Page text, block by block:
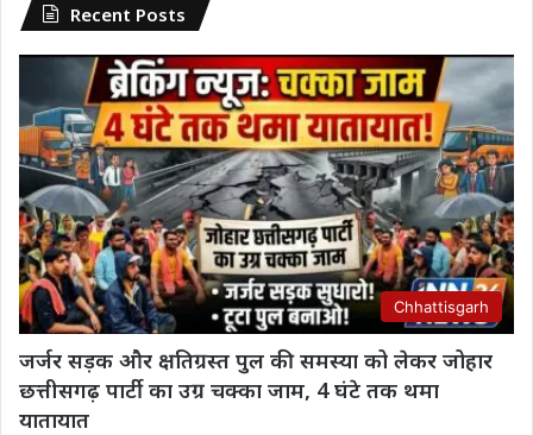
Recent Posts
Chhattisgarh
जर्जर सड़क और क्षतिग्रस्त पुल की समस्या को लेकर जोहार
छत्तीसगढ़ पार्टी का उग्र चक्का जाम, 4 घंटे तक थमा
यातायात